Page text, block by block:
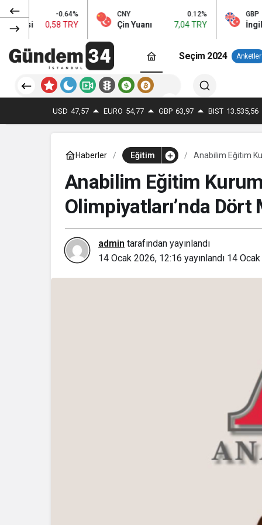
-0.64%
0,58 TRY
CNY
Çin Yuanı 7,04 TRY
GBP
İngiliz Sterlini
Seçim 2024 Anketler
USD 47,57 EURO 54,77 GBP 63,97 BIST 13.535,56
Haberler Eğitim Anabilim Eğitim
Anabilim Eğitim
Olimpiyatları’nda Dört
admin tarafından yayınlandı
14 Ocak 2026, 12:16 yayınlandı 14